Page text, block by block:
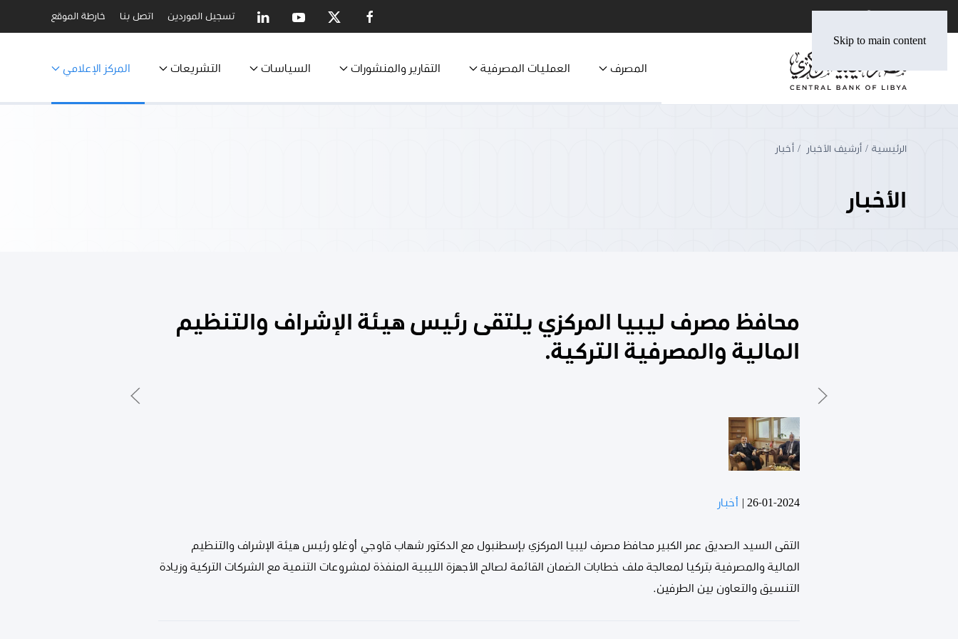
Skip to main content
تسجيل الموردين اتصل بنا خارطة الموقع
المصرف العمليات المصرفية التقارير والمنشورات السياسات التشريعات المركز الإعلامي
الرئيسية أرشيف الأخبار أخبار
الأخبار
محافظ مصرف ليبيا المركزي يلتقى رئيس هيئة الإشراف والتنظيم
المالية والمصرفية التركية.
26-01-2024 أخبار
التقى السيد الصديق عمر الكبير محافظ مصرف ليبيا المركزي بإسطنبول مع الدكتور شهاب قاوجي أوغلو رئيس هيئة الإشراف والتنظيم
المالية والمصرفية بتركيا لمعالجة ملف خطابات الضمان القائمة لصالح الأجهزة الليبية المنفذة لمشروعات التنمية مع الشركات التركية وزيادة
التنسيق والتعاون بين الطرفين.